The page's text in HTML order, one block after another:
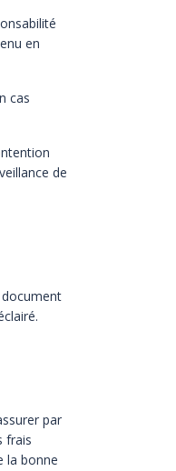
en
cas
de
par
frais
la bonne